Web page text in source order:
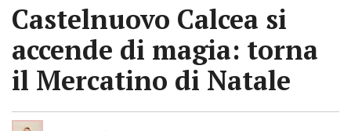
Castelnuovo Calcea si
accende di magia: torna
il Mercatino di Natale